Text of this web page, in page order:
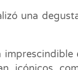
una
imprescindible